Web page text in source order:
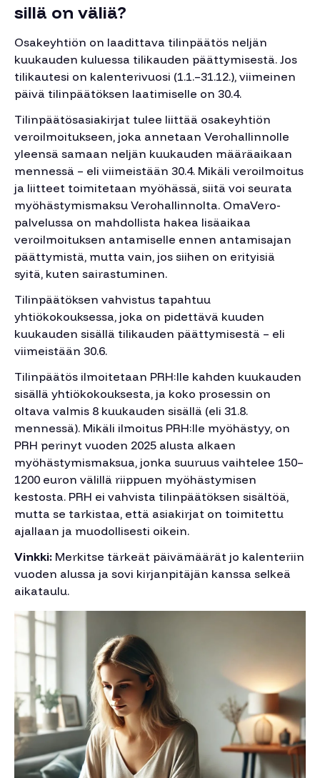
sillä on väliä?
Osakeyhtiön on laadittava tilinpäätös neljän
kuukauden kuluessa tilikauden päättymisestä. Jos
tilikautesi on kalenterivuosi (1.1.–31.12.), viimeinen
päivä tilinpäätöksen laatimiselle on 30.4.
Tilinpäätösasiakirjat tulee liittää osakeyhtiön
veroilmoitukseen, joka annetaan Verohallinnolle
yleensä samaan neljän kuukauden määräaikaan
mennessä – eli viimeistään 30.4. Mikäli veroilmoitus
ja liitteet toimitetaan myöhässä, siitä voi seurata
myöhästymismaksu Verohallinnolta. OmaVero-
palvelussa on mahdollista hakea lisäaikaa
veroilmoituksen antamiselle ennen antamisajan
päättymistä, mutta vain, jos siihen on erityisiä
syitä, kuten sairastuminen.
Tilinpäätöksen vahvistus tapahtuu
yhtiökokouksessa, joka on pidettävä kuuden
kuukauden sisällä tilikauden päättymisestä – eli
viimeistään 30.6.
Tilinpäätös ilmoitetaan PRH:lle kahden kuukauden
sisällä yhtiökokouksesta, ja koko prosessin on
oltava valmis 8 kuukauden sisällä (eli 31.8.
mennessä). Mikäli ilmoitus PRH:lle myöhästyy, on
PRH perinyt vuoden 2025 alusta alkaen
myöhästymismaksua, jonka suuruus vaihtelee 150–
1200 euron välillä riippuen myöhästymisen
kestosta. PRH ei vahvista tilinpäätöksen sisältöä,
mutta se tarkistaa, että asiakirjat on toimitettu
ajallaan ja muodollisesti oikein.
Vinkki: Merkitse tärkeät päivämäärät jo kalenteriin
vuoden alussa ja sovi kirjanpitäjän kanssa selkeä
aikataulu.